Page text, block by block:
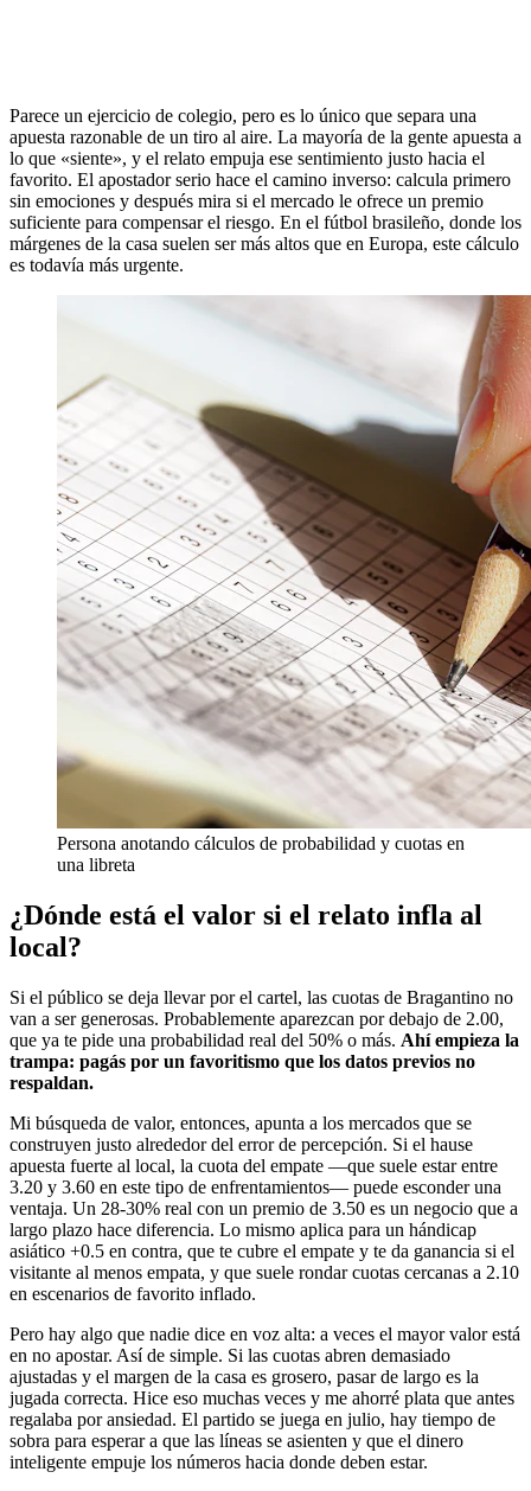
Parece un ejercicio de colegio, pero es lo único que separa una
apuesta razonable de un tiro al aire. La mayoría de la gente apuesta a
lo que «siente», y el relato empuja ese sentimiento justo hacia el
favorito. El apostador serio hace el camino inverso: calcula primero
sin emociones y después mira si el mercado le ofrece un premio
suficiente para compensar el riesgo. En el fútbol brasileño, donde los
márgenes de la casa suelen ser más altos que en Europa, este cálculo
es todavía más urgente.
Persona anotando cálculos de probabilidad y cuotas en
una libreta
¿Dónde está el valor si el relato infla al
local?
Si el público se deja llevar por el cartel, las cuotas de Bragantino no
van a ser generosas. Probablemente aparezcan por debajo de 2.00,
que ya te pide una probabilidad real del 50% o más. Ahí empieza la
trampa: pagás por un favoritismo que los datos previos no
respaldan.
Mi búsqueda de valor, entonces, apunta a los mercados que se
construyen justo alrededor del error de percepción. Si el hause
apuesta fuerte al local, la cuota del empate —que suele estar entre
3.20 y 3.60 en este tipo de enfrentamientos— puede esconder una
ventaja. Un 28-30% real con un premio de 3.50 es un negocio que a
largo plazo hace diferencia. Lo mismo aplica para un hándicap
asiático +0.5 en contra, que te cubre el empate y te da ganancia si el
visitante al menos empata, y que suele rondar cuotas cercanas a 2.10
en escenarios de favorito inflado.
Pero hay algo que nadie dice en voz alta: a veces el mayor valor está
en no apostar. Así de simple. Si las cuotas abren demasiado
ajustadas y el margen de la casa es grosero, pasar de largo es la
jugada correcta. Hice eso muchas veces y me ahorré plata que antes
regalaba por ansiedad. El partido se juega en julio, hay tiempo de
sobra para esperar a que las líneas se asienten y que el dinero
inteligente empuje los números hacia donde deben estar.